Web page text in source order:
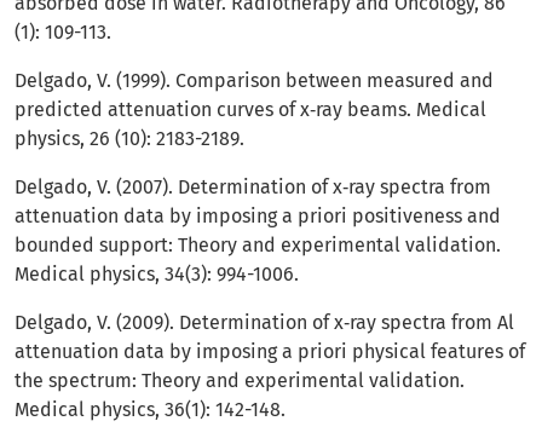
(1): 109-113.
Delgado, V. (1999). Comparison between measured and
predicted attenuation curves of x‐ray beams. Medical
physics, 26 (10): 2183-2189.
Delgado, V. (2007). Determination of x‐ray spectra from
attenuation data by imposing a priori positiveness and
bounded support: Theory and experimental validation.
Medical physics, 34(3): 994-1006.
Delgado, V. (2009). Determination of x‐ray spectra from Al
attenuation data by imposing a priori physical features of
the spectrum: Theory and experimental validation.
Medical physics, 36(1): 142-148.